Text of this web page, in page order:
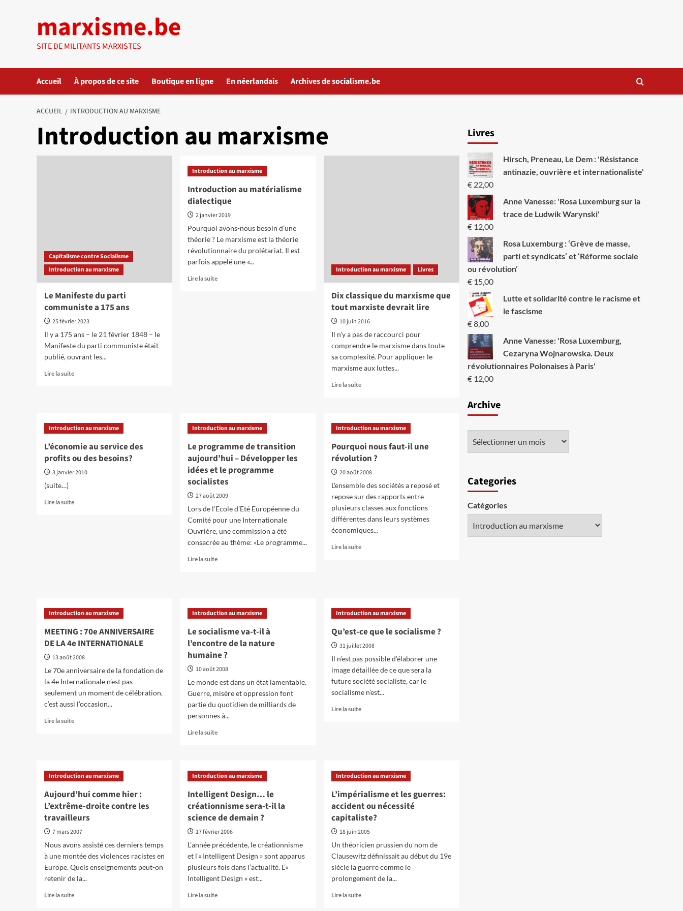
marxisme.be
SITE DE MILITANTS MARXISTES
Accueil À propos de ce site Boutique en ligne En néerlandais Archives de socialisme.be
ACCUEIL INTRODUCTION AU MARXISME
Introduction au marxisme
Capitalisme contre Socialisme
Introduction au marxisme
Le Manifeste du parti
communiste a 175 ans
25 février 2023
Il y a 175 ans – le 21 février 1848 – le
Manifeste du parti communiste était
publié, ouvrant les...
Lire la suiteEn
du
communiste
a
175
Introduction au marxisme
Introduction au matérialisme
dialectique
2 janvier 2019
Pourquoi avons-nous besoin d’une
théorie ? Le marxisme est la théorie
révolutionnaire du prolétariat. Il est
parfois appelé une «...
Lire la suiteEn
Introduction au marxisme Livres
Dix classique du marxisme que
tout marxiste devrait lire
10 juin 2016
Il n’y a pas de raccourci pour
comprendre le marxisme dans toute
sa complexité. Pour appliquer le
marxisme aux luttes...
Lire la suiteEn
Dix
classique
du
marxisme
que
tout
devrait
lire
Introduction au marxisme
L’économie au service des
profits ou des besoins?
3 janvier 2010
(suite…)
Lire la suiteEn
besoins?
Introduction au marxisme
Le programme de transition
aujourd’hui – Développer les
idées et le programme
socialistes
27 août 2009
Lors de l’Ecole d’Eté Européenne du
Comité pour une Internationale
Ouvrière, une commission a été
consacrée au thème: «Le programme...
Lire la suiteEn
de
aujourd’hui
–
Développer
idées
et
le
programme
socialistes
Introduction au marxisme
Pourquoi nous faut-il une
révolution ?
20 août 2008
L'ensemble des sociétés a reposé et
repose sur des rapports entre
plusieurs classes aux fonctions
différentes dans leurs systèmes
économiques...
Lire la suiteEn
il
révolution
?
Introduction au marxisme
MEETING : 70e ANNIVERSAIRE
DE LA 4e INTERNATIONALE
13 août 2008
Le 70e anniversaire de la fondation de
la 4e Internationale n’est pas
seulement un moment de célébration,
c’est aussi l’occasion...
Lire la suiteEn
70e
DE
LA
4e
Introduction au marxisme
Le socialisme va-t-il à
l’encontre de la nature
humaine ?
10 août 2008
Le monde est dans un état lamentable.
Guerre, misère et oppression font
partie du quotidien de milliards de
personnes à...
Lire la suiteEn
Le
socialisme
t-
il
à
la
nature
humaine
?
Introduction au marxisme
Qu’est-ce que le socialisme ?
31 juillet 2008
Il n’est pas possible d’élaborer une
image détaillée de ce que sera la
future société socialiste, car le
socialisme n’est...
Lire la suiteEn
le
?
Introduction au marxisme
Aujourd’hui comme hier :
L’extrême-droite contre les
travailleurs
7 mars 2007
Nous avons assisté ces derniers temps
à une montée des violences racistes en
Europe. Quels enseignements peut-on
retenir de la...
Lire la suiteEn
Introduction au marxisme
Intelligent Design… le
créationnisme sera-t-il la
science de demain ?
17 février 2006
L’année précédente, le créationnisme
et l’« Intelligent Design » sont apparus
plusieurs fois dans l’actualité. L’«
Intelligent Design » est...
Lire la suiteEn
Introduction au marxisme
L’impérialisme et les guerres:
accident ou nécessité
capitaliste?
18 juin 2005
Un théoricien prussien du nom de
Clausewitz définissait au début du 19e
siècle la guerre comme le
prolongement de la...
Lire la suiteEn
Livres
Hirsch, Preneau, Le Dem : 'Résistance
antinazie, ouvrière et internationaliste'
€22,00
Anne Vanesse: 'Rosa Luxemburg sur la
trace de Ludwik Warynski'
€12,00
Rosa Luxemburg : ‘Grève de masse,
parti et syndicats’ et ‘Réforme sociale
ou révolution’
€15,00
Lutte et solidarité contre le racisme et
le fascisme
€8,00
Anne Vanesse: 'Rosa Luxemburg,
Cezaryna Wojnarowska. Deux
révolutionnaires Polonaises à Paris'
€12,00
Archive
Categories
Catégories